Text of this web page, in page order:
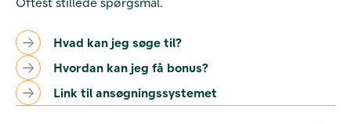
Hvad kan jeg søge til?
Hvordan kan jeg få bonus?
Link til ansøgningssystemet